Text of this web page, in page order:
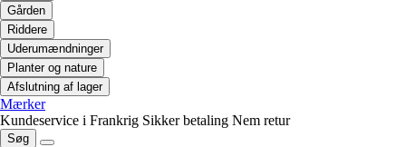
Gården
Riddere
Uderumændninger
Planter og nature
Afslutning af lager
Mærker
Kundeservice i Frankrig Sikker betaling Nem retur
Søg